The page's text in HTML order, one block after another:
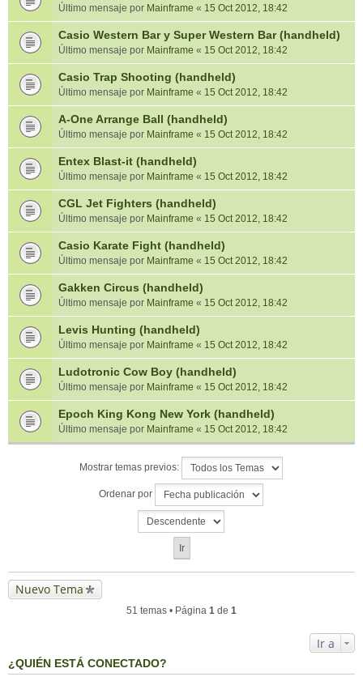
Último mensaje por Mainframe « 15 Oct 2012, 18:42
Casio Western Bar y Super Western Bar (handheld)
Último mensaje por Mainframe « 15 Oct 2012, 18:42
Casio Trap Shooting (handheld)
Último mensaje por Mainframe « 15 Oct 2012, 18:42
A-One Arrange Ball (handheld)
Último mensaje por Mainframe « 15 Oct 2012, 18:42
Entex Blast-it (handheld)
Último mensaje por Mainframe « 15 Oct 2012, 18:42
CGL Jet Fighters (handheld)
Último mensaje por Mainframe « 15 Oct 2012, 18:42
Casio Karate Fight (handheld)
Último mensaje por Mainframe « 15 Oct 2012, 18:42
Gakken Circus (handheld)
Último mensaje por Mainframe « 15 Oct 2012, 18:42
Levis Hunting (handheld)
Último mensaje por Mainframe « 15 Oct 2012, 18:42
Ludotronic Cow Boy (handheld)
Último mensaje por Mainframe « 15 Oct 2012, 18:42
Epoch King Kong New York (handheld)
Último mensaje por Mainframe « 15 Oct 2012, 18:42
Mostrar temas previos:
Ordenar por
Nuevo Tema
51 temas • Página 1 de 1
Ir a
¿QUIÉN ESTÁ CONECTADO?